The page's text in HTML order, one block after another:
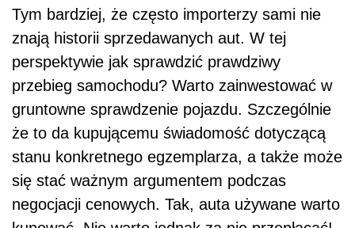
Tym bardziej, że często importerzy sami nie
znają historii sprzedawanych aut. W tej
perspektywie jak sprawdzić prawdziwy
przebieg samochodu? Warto zainwestować w
gruntowne sprawdzenie pojazdu. Szczególnie
że to da kupującemu świadomość dotyczącą
stanu konkretnego egzemplarza, a także może
się stać ważnym argumentem podczas
negocjacji cenowych. Tak, auta używane warto